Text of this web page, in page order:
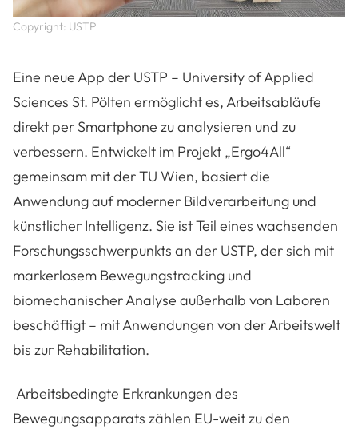
Copyright: USTP
Eine neue App der USTP – University of Applied
Sciences St. Pölten ermöglicht es, Arbeitsabläufe
direkt per Smartphone zu analysieren und zu
verbessern. Entwickelt im Projekt „Ergo4All“
gemeinsam mit der TU Wien, basiert die
Anwendung auf moderner Bildverarbeitung und
künstlicher Intelligenz. Sie ist Teil eines wachsenden
Forschungsschwerpunkts an der USTP, der sich mit
markerlosem Bewegungstracking und
biomechanischer Analyse außerhalb von Laboren
beschäftigt – mit Anwendungen von der Arbeitswelt
bis zur Rehabilitation.
Arbeitsbedingte Erkrankungen des
Bewegungsapparats zählen EU-weit zu den